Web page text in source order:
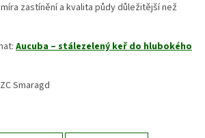
zastínění a kvalita půdy důležitější než
Aucuba – stálezelený keř do hlubokého
Smaragd